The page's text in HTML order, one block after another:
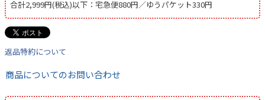
合計2,999円(税込)以下：宅急便880円／ゆうパケット330円
返品特約について
商品についてのお問い合わせ